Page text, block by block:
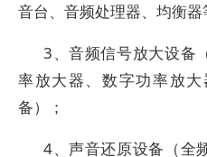
音台、音频处理器、均衡器
3、音频信号放大设备
率放大器、数字功率放
备）；
4、声音还原设备（全